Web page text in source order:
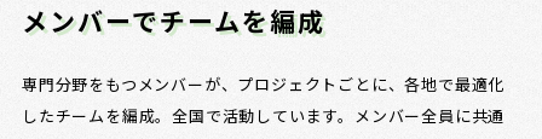
メンバーでチームを編成
専門分野をもつメンバーが、プロジェクトごとに、各地で最適化
したチームを編成。全国で活動しています。メンバー全員に共通